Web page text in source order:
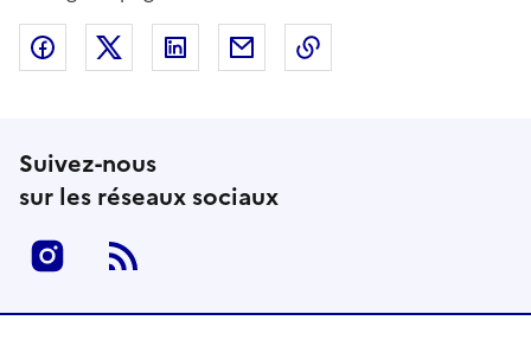
Partager sur Facebook
Partager sur Twitter
Partager sur LinkedIn
Partager par email
Suivez-nous
sur les réseaux sociaux
Instagram